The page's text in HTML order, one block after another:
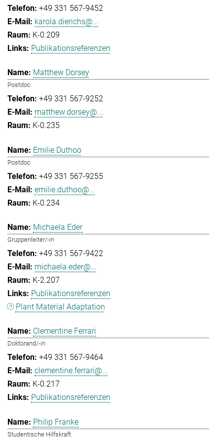
+49 331 567-9452
karola.dierichs@...
K-0.209
Publikationsreferenzen
Matthew Dorsey
Postdoc
+49 331 567-9252
matthew.dorsey@...
K-0.235
Emilie Duthoo
Postdoc
+49 331 567-9255
emilie.duthoo@...
K-0.234
Michaela Eder
Gruppenleiter/-in
+49 331 567-9422
michaela.eder@...
K-2.207
Publikationsreferenzen
Plant Material Adaptation
Clementine Ferrari
Doktorand/-in
+49 331 567-9464
clementine.ferrari@...
K-0.217
Publikationsreferenzen
Philip Franke
Studentische Hilfskraft